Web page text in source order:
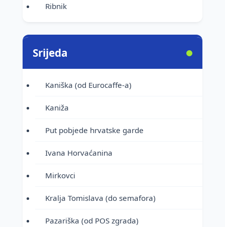
Ribnik
Srijeda
Kaniška (od Eurocaffe-a)
Kaniža
Put pobjede hrvatske garde
Ivana Horvaćanina
Mirkovci
Kralja Tomislava (do semafora)
Pazariška (od POS zgrada)